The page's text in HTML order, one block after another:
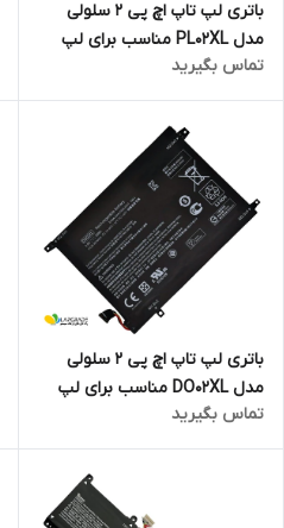
باتری لپ تاپ اچ پی 2 سلولی
مدل PL02XL مناسب برای لپ
تاپ Pavilion 11-N X360
تماس بگیرید
باتری لپ تاپ اچ پی 2 سلولی
مدل DO02XL مناسب برای لپ
تاپ Pavilion X2 10
تماس بگیرید